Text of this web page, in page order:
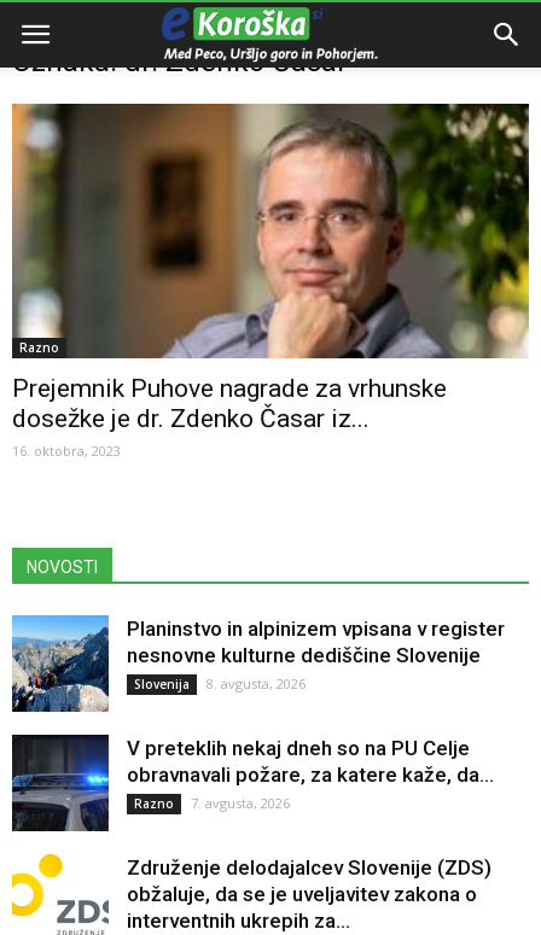
Domov Dr. Zdenko Časar
Oznaka: dr. Zdenko Časar
Razno
Prejemnik Puhove nagrade za vrhunske
dosežke je dr. Zdenko Časar iz...
16. oktobra, 2023
NOVOSTI
Planinstvo in alpinizem vpisana v register
nesnovne kulturne dediščine Slovenije
Slovenija 8. avgusta, 2026
V preteklih nekaj dneh so na PU Celje
obravnavali požare, za katere kaže, da...
Razno 7. avgusta, 2026
Združenje delodajalcev Slovenije (ZDS)
obžaluje, da se je uveljavitev zakona o
interventnih ukrepih za...